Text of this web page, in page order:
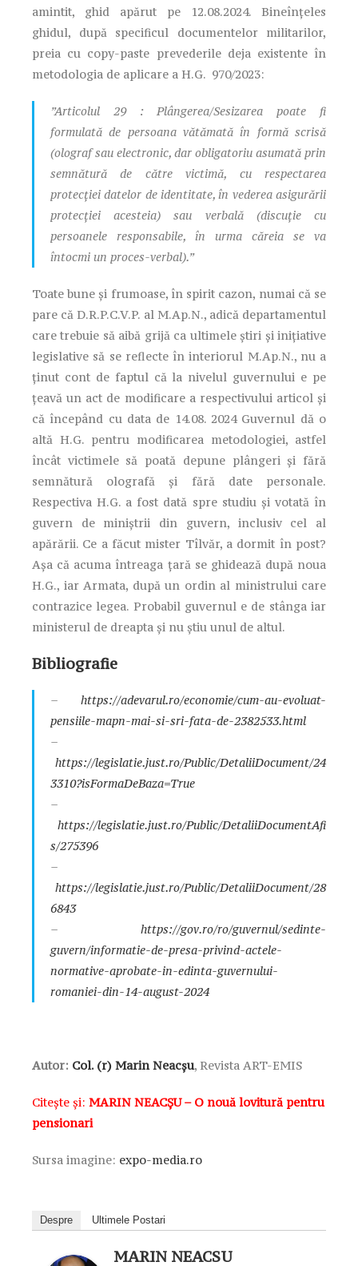
amintit, ghid apărut pe 12.08.2024. Bineînțeles
ghidul, după specificul documentelor militarilor,
preia cu copy-paste prevederile deja existente în
metodologia de aplicare a H.G. 970/2023:
”Articolul 29 : Plângerea/Sesizarea poate fi
formulată de persoana vătămată în formă scrisă
(olograf sau electronic, dar obligatoriu asumată prin
semnătură de către victimă, cu respectarea
protecției datelor de identitate, în vederea asigurării
protecției acesteia) sau verbală (discuție cu
persoanele responsabile, în urma căreia se va
întocmi un proces-verbal).”
Toate bune și frumoase, în spirit cazon, numai că se
pare că D.R.P.C.V.P. al M.Ap.N., adică departamentul
care trebuie să aibă grijă ca ultimele știri și inițiative
legislative să se reflecte în interiorul M.Ap.N., nu a
ținut cont de faptul că la nivelul guvernului e pe
țeavă un act de modificare a respectivului articol și
că începând cu data de 14.08. 2024 Guvernul dă o
altă H.G. pentru modificarea metodologiei, astfel
încât victimele să poată depune plângeri și fără
semnătură olografă și fără date personale.
Respectiva H.G. a fost dată spre studiu și votată în
guvern de miniștrii din guvern, inclusiv cel al
apărării. Ce a făcut mister Tîlvăr, a dormit în post?
Așa că acuma întreaga țară se ghidează după noua
H.G., iar Armata, după un ordin al ministrului care
contrazice legea. Probabil guvernul e de stânga iar
ministerul de dreapta și nu știu unul de altul.
Bibliografie
– https://adevarul.ro/economie/cum-au-evoluat-
pensiile-mapn-mai-si-sri-fata-de-2382533.html
–
https://legislatie.just.ro/Public/DetaliiDocument/24
3310?isFormaDeBaza=True
–
https://legislatie.just.ro/Public/DetaliiDocumentAfi
s/275396
–
https://legislatie.just.ro/Public/DetaliiDocument/28
6843
– https://gov.ro/ro/guvernul/sedinte-
guvern/informatie-de-presa-privind-actele-
normative-aprobate-in-edinta-guvernului-
romaniei-din-14-august-2024
Autor: Col. (r) Marin Neacșu, Revista ART-EMIS
Citește și: MARIN NEACȘU – O nouă lovitură pentru
pensionari
Sursa imagine: expo-media.ro
Despre Ultimele Postari
MARIN NEACSU